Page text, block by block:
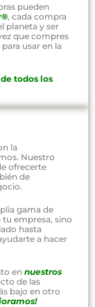
pueden
, cada compra
planeta y ser
que compres
usar en la
todos los
la
Nuestro
ofrecerte
de
gama de
empresa, sino
hasta
a hacer
en nuestros
de las
bajo en otro